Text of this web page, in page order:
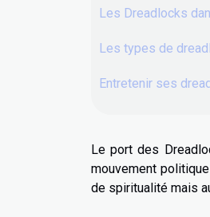
Les Dreadlocks
Les types de
Entretenir ses
Le port des
mouvement
de spiritualité mais